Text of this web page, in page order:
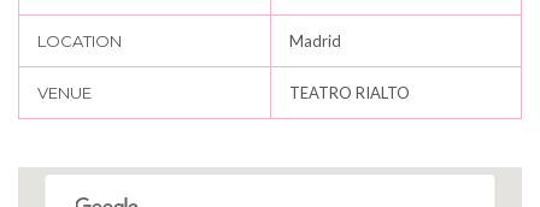
LOCATION Madrid
VENUE TEATRO RIALTO